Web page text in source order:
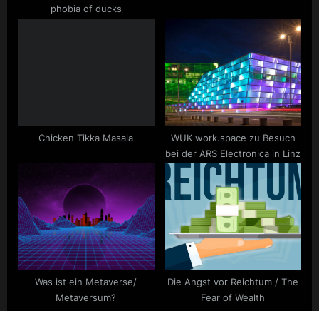
phobia of ducks
Chicken Tikka Masala
WUK work.space zu Besuch
bei der ARS Electronica in Linz
Was ist ein Metaverse/
Metaversum?
Die Angst vor Reichtum / The
Fear of Wealth